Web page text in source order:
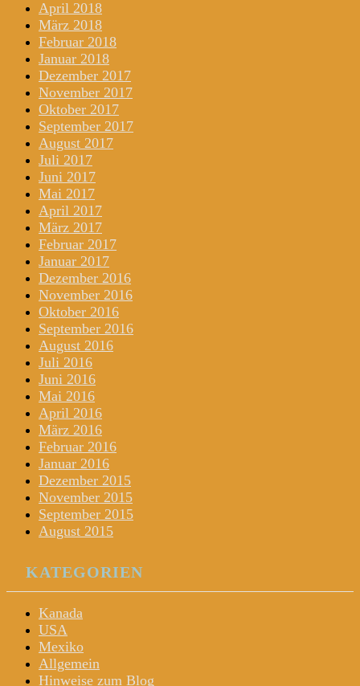
April 2018
März 2018
Februar 2018
Januar 2018
Dezember 2017
November 2017
Oktober 2017
September 2017
August 2017
Juli 2017
Juni 2017
Mai 2017
April 2017
März 2017
Februar 2017
Januar 2017
Dezember 2016
November 2016
Oktober 2016
September 2016
August 2016
Juli 2016
Juni 2016
Mai 2016
April 2016
März 2016
Februar 2016
Januar 2016
Dezember 2015
November 2015
September 2015
August 2015
KATEGORIEN
Kanada
USA
Mexiko
Allgemein
Hinweise zum Blog